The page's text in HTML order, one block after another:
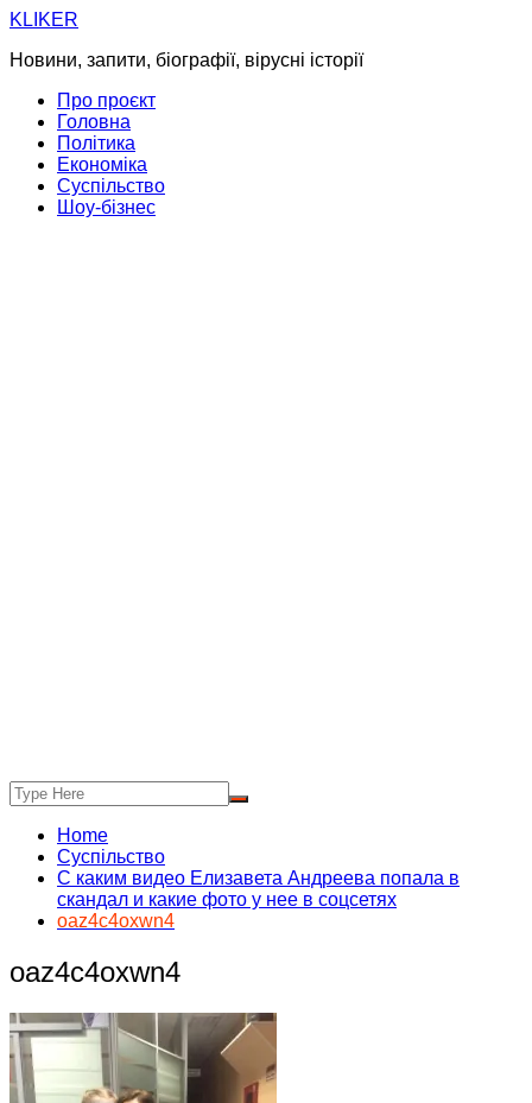
Skip
content
KLIKER
Новини, запити, біографії, вірусні історії
Про проєкт
Головна
Політика
Економіка
Суспільство
Шоу-бізнес
Home
Суспільство
С каким видео Елизавета Андреева попала в
скандал и какие фото у нее в соцсетях
oaz4c4oxwn4
oaz4c4oxwn4